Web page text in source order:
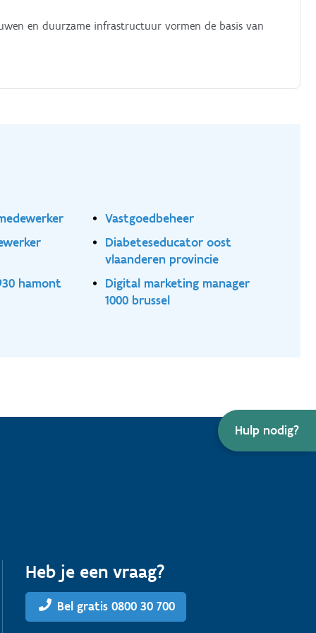
Hulp nodig?
en duurzame infrastructuur vormen de basis van
Vastgoedbeheer
Diabeteseducator oost
vlaanderen provincie
hamont
Digital marketing manager
1000 brussel
Heb je een vraag?
Bel gratis 0800 30 700